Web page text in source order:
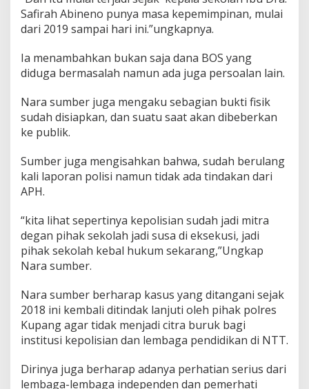
Safirah Abineno punya masa kepemimpinan, mulai
dari 2019 sampai hari ini.”ungkapnya.
Ia menambahkan bukan saja dana BOS yang
diduga bermasalah namun ada juga persoalan lain.
Nara sumber juga mengaku sebagian bukti fisik
sudah disiapkan, dan suatu saat akan dibeberkan
ke publik.
Sumber juga mengisahkan bahwa, sudah berulang
kali laporan polisi namun tidak ada tindakan dari
APH.
“kita lihat sepertinya kepolisian sudah jadi mitra
degan pihak sekolah jadi susa di eksekusi, jadi
pihak sekolah kebal hukum sekarang,”Ungkap
Nara sumber.
Nara sumber berharap kasus yang ditangani sejak
2018 ini kembali ditindak lanjuti oleh pihak polres
Kupang agar tidak menjadi citra buruk bagi
institusi kepolisian dan lembaga pendidikan di NTT.
Dirinya juga berharap adanya perhatian serius dari
lembaga-lembaga independen dan pemerhati